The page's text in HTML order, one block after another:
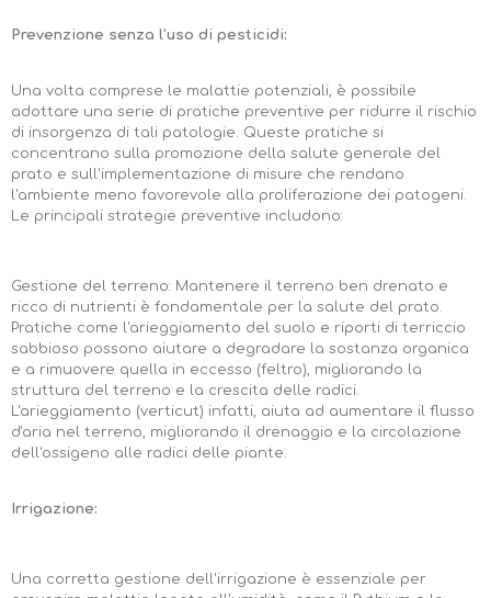
Prevenzione senza l'uso di pesticidi:
Una volta comprese le malattie potenziali, è possibile
adottare una serie di pratiche preventive per ridurre il rischio
di insorgenza di tali patologie. Queste pratiche si
concentrano sulla promozione della salute generale del
prato e sull'implementazione di misure che rendano
l'ambiente meno favorevole alla proliferazione dei patogeni.
Le principali strategie preventive includono:
Gestione del terreno: Mantenere il terreno ben drenato e
ricco di nutrienti è fondamentale per la salute del prato.
Pratiche come l'arieggiamento del suolo e riporti di terriccio
sabbioso possono aiutare a degradare la sostanza organica
e a rimuovere quella in eccesso (feltro), migliorando la
struttura del terreno e la crescita delle radici.
L'arieggiamento (verticut) infatti, aiuta ad aumentare il flusso
d'aria nel terreno, migliorando il drenaggio e la circolazione
dell'ossigeno alle radici delle piante.
Irrigazione:
Una corretta gestione dell'irrigazione è essenziale per